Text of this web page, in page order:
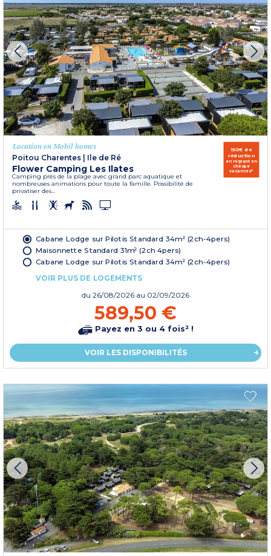
Location en Mobil homes
Poitou Charentes | Ile de Ré
Flower Camping Les Ilates
Camping près de la plage avec grand parc aquatique et
nombreuses animations pour toute la famille. Possibilité de
privatiser des...
150€ de
réduction
en réglant en
chèque
vacances*
Cabane Lodge sur Pilotis Standard 34m² (2ch-4pers)
Maisonnette Standard 31m² (2ch 4pers)
Cabane Lodge sur Pilotis Standard 34m² (2ch-4pers)
VOIR PLUS DE LOGEMENTS
du 26/08/2026 au 02/09/2026
589,50 €
Payez en 3 ou 4 fois² !
VOIR LES DISPONIBILITÉS